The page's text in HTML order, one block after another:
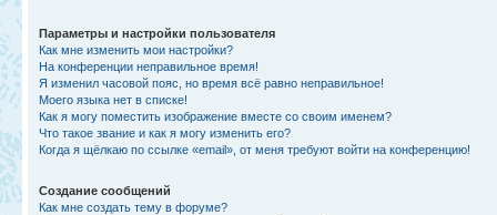
Параметры и настройки пользователя
Как мне изменить мои настройки?
На конференции неправильное время!
Я изменил часовой пояс, но время всё равно неправильное!
Моего языка нет в списке!
Как я могу поместить изображение вместе со своим именем?
Что такое звание и как я могу изменить его?
Когда я щёлкаю по ссылке «email», от меня требуют войти на конференцию!
Создание сообщений
Как мне создать тему в форуме?